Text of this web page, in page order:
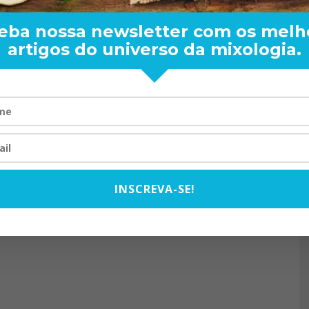
RAND BARTENDER: DE
VISTA PARA O MUNDO
nossa newsletter com os
artigos do universo da mixologia.
INSCREVA-SE!